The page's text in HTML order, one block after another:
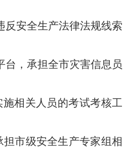
安全生产法律法规线索
，承担全市灾害信息员
相关人员的考试考核工
市级安全生产专家组相